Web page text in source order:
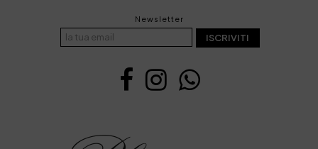
Newsletter
ISCRIVITI